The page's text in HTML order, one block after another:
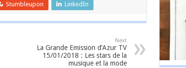
Stumbleupon LinkedIn
Next
La Grande Emission d’Azur TV
15/01/2018 : Les stars de la
musique et la mode